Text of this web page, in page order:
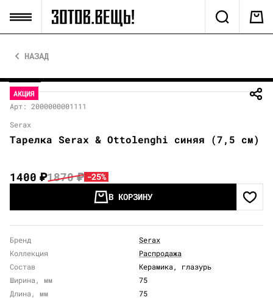
НАЗАД
АКЦИЯ
Арт: 2000000001111
Serax
Тарелка Serax & Ottolenghi синяя (7,5 см)
1400₽1870₽ -25%
В КОРЗИНУ
Бренд
Serax
Коллекция
Распродажа
Состав
Керамика, глазурь
Ширина, мм
75
Длина, мм
75